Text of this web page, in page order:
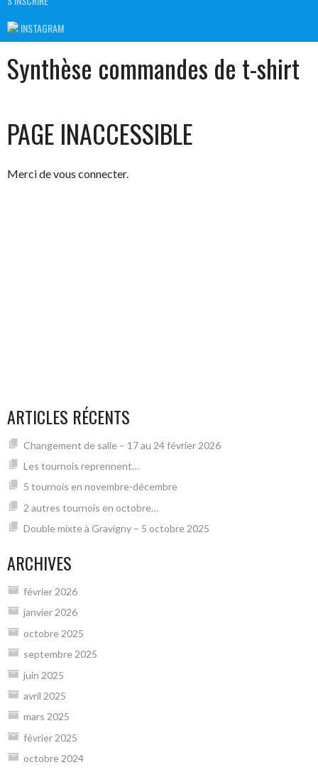
INSTAGRAM
Synthèse commandes de t-shirt
PAGE INACCESSIBLE
Merci de vous connecter.
ARTICLES RÉCENTS
Changement de salle – 17 au 24 février 2026
Les tournois reprennent…
5 tournois en novembre-décembre
2 autres tournois en octobre…
Double mixte à Gravigny – 5 octobre 2025
ARCHIVES
février 2026
janvier 2026
octobre 2025
septembre 2025
juin 2025
avril 2025
mars 2025
février 2025
octobre 2024